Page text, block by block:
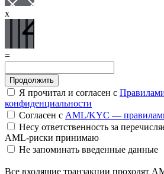
x
=
Я прочитал и согласен с
конфиденциальности
Согласен с AML/KYC —
Несу ответственность за
AML-риски принимаю
Не запоминать введенные данные
Все входящие транзакции проходят